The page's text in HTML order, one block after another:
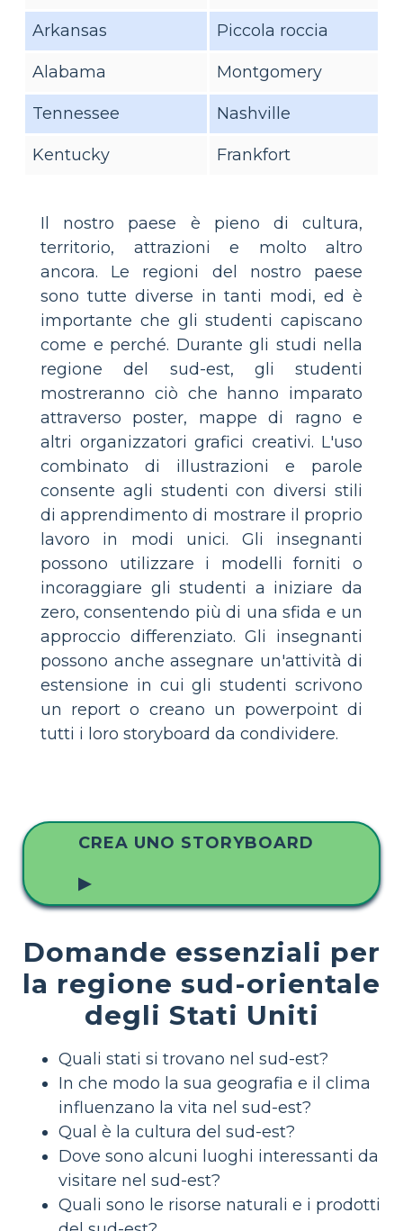
Arkansas Piccola roccia
Alabama Montgomery
Tennessee Nashville
Kentucky Frankfort
Il nostro paese è pieno di cultura,
territorio, attrazioni e molto altro
ancora. Le regioni del nostro paese
sono tutte diverse in tanti modi, ed è
importante che gli studenti capiscano
come e perché. Durante gli studi nella
regione del sud-est, gli studenti
mostreranno ciò che hanno imparato
attraverso poster, mappe di ragno e
altri organizzatori grafici creativi. L'uso
combinato di illustrazioni e parole
consente agli studenti con diversi stili
di apprendimento di mostrare il proprio
lavoro in modi unici. Gli insegnanti
possono utilizzare i modelli forniti o
incoraggiare gli studenti a iniziare da
zero, consentendo più di una sfida e un
approccio differenziato. Gli insegnanti
possono anche assegnare un'attività di
estensione in cui gli studenti scrivono
un report o creano un powerpoint di
tutti i loro storyboard da condividere.
CREA UNO STORYBOARD
▶
Domande essenziali per
la regione sud-orientale
degli Stati Uniti
Quali stati si trovano nel sud-est?
In che modo la sua geografia e il clima
influenzano la vita nel sud-est?
Qual è la cultura del sud-est?
Dove sono alcuni luoghi interessanti da
visitare nel sud-est?
Quali sono le risorse naturali e i prodotti